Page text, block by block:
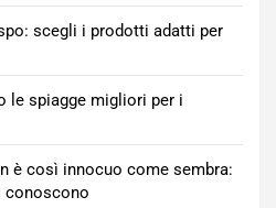
scegli i prodotti adatti per
le spiagge migliori per i
è così innocuo come sembra:
conoscono